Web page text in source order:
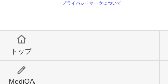
プライバシーマークについて
トップ
MediQA